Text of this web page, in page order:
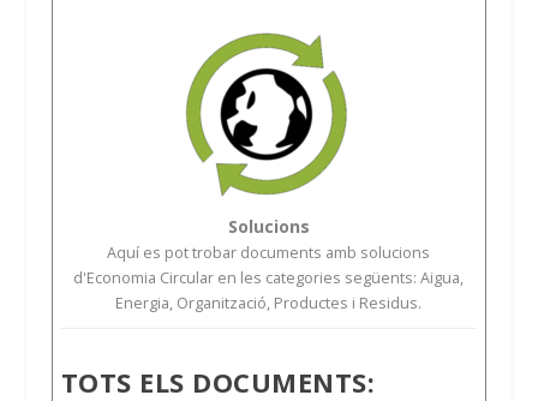
Solucions
Aquí es pot trobar documents amb solucions
d'Economia Circular en les categories següents: Aigua,
Energia, Organització, Productes i Residus.
TOTS ELS DOCUMENTS: